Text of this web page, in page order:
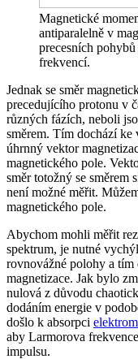
Magnetické
antiparalelně v
precesních
frekvencí.
Jednak se směr
precedujícího protonu v
různých fázích, neboli
směrem. Tím dochází
úhrnný vektor
magnetického pole.
směr totožný se směrem
není možné měřit.
magnetického pole.
Abychom mohli měřit
spektrum, je nutné
rovnovážné polohy a
magnetizace. Jak bylo
nulová z důvodu
dodáním energie v
došlo k absorpci
aby Larmorova
impulsu.